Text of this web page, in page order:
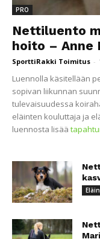
PRO
Nettiluento
hoito – Anne
SporttiRakki Toimitus -
Luennolla käsitellään
sopivan liikunnan
tulevaisuudessa
eläinten kouluttaja ja
luennosta lisää